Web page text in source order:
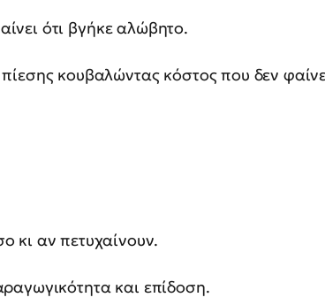
ότι βγήκε αλώβητο.
κουβαλώντας κόστος που δεν
κι αν πετυχαίνουν.
και επίδοση.